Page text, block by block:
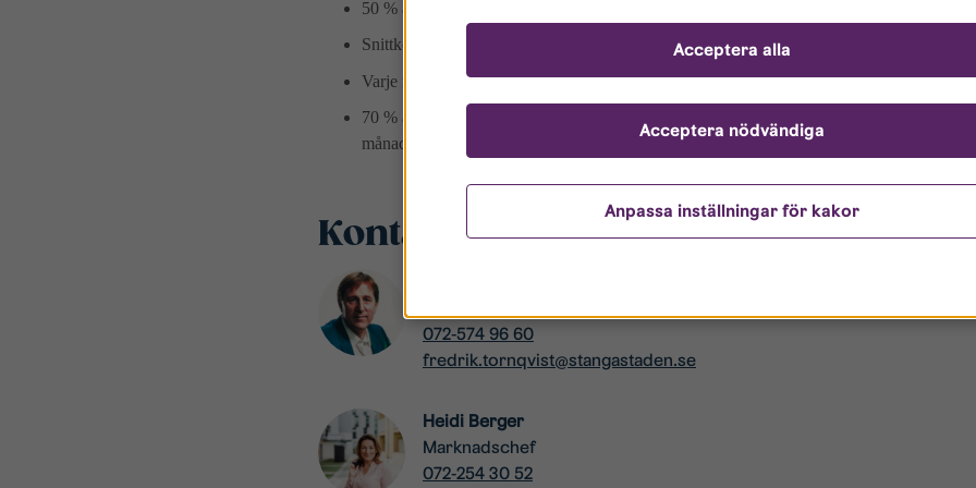
50 % av de som står i kön önskar en 1:a eller 2:a.
Snittkötiden är 7,5 år.
Varje nyproducerad lägenhet skapar en flyttkedja som i snitt frigör två nya bostäder.
70 % av Stångåstadens totala bostadsbestånd (exklusive Studentbostäder) har en
månad.
Kontakter
072-574 96 60
fredrik.tornqvist@stangastaden.se
Heidi Berger
Marknadschef
072-254 30 52
Anpassa inställningar för kakor
Acceptera nödvändiga
Acceptera alla